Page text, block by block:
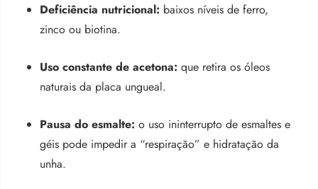
Deficiência nutricional: baixos níveis de ferro,
zinco ou biotina.
Uso constante de acetona: que retira os óleos
naturais da placa ungueal.
Pausa do esmalte: o uso ininterrupto de esmaltes e
géis pode impedir a “respiração” e hidratação da
unha.